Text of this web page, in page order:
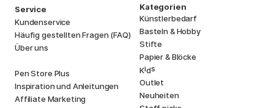
Service
Kundenservice
Häufig gestellten Fragen (FAQ)
Über uns
Pen Store Plus
Inspiration und Anleitungen
Affiliate Marketing
Kategorien
Künstlerbedarf
Basteln & Hobby
Stifte
Papier & Blöcke
Kids
Outlet
Neuheiten